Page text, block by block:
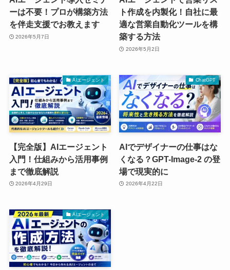
ーは不要！プロが構築方法
を伴走支援でお教えます
2026年5月7日
ト作成を内製化！自社に最
適な営業自動化ツールを構
築する方法
2026年5月2日
AIエージェント
【完全版】AIエージェント
入門！仕組みから活用事例
まで徹底解説
2026年4月29日
ChatGPT
AIでデザイナーの仕事はな
くなる？GPT-Image-2 の登
場で現実的に
2026年4月22日
AIエージェント